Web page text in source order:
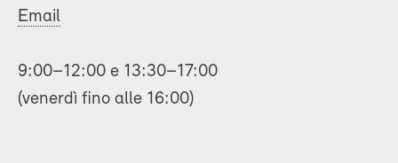
Email
9:00–12:00 e 13:30–17:00
(venerdì fino alle 16:00)